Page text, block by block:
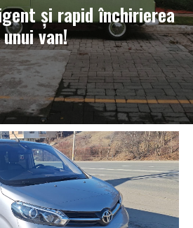
și rapid închirierea
unui van!